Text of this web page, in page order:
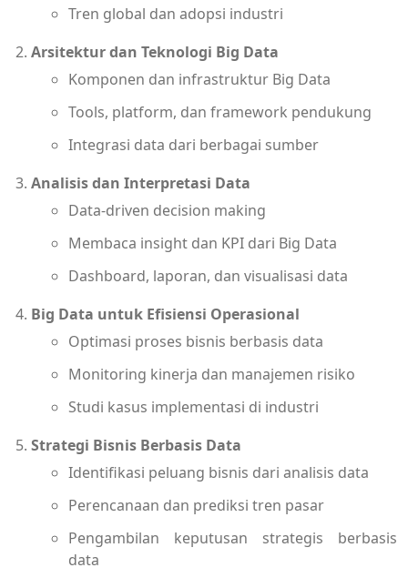
Tren global dan adopsi industri
Arsitektur dan Teknologi Big Data
Komponen dan infrastruktur Big Data
Tools, platform, dan framework pendukung
Integrasi data dari berbagai sumber
Analisis dan Interpretasi Data
Data-driven decision making
Membaca insight dan KPI dari Big Data
Dashboard, laporan, dan visualisasi data
Big Data untuk Efisiensi Operasional
Optimasi proses bisnis berbasis data
Monitoring kinerja dan manajemen risiko
Studi kasus implementasi di industri
Strategi Bisnis Berbasis Data
Identifikasi peluang bisnis dari analisis data
Perencanaan dan prediksi tren pasar
Pengambilan keputusan strategis berbasis
data